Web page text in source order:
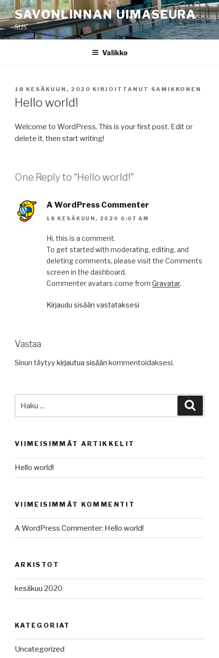
Siirry
sisältöönSAVONLINNAN UIMASEURA
SUS
Valikko
JULKAISTU
18 KESÄKUUN, 2020 KIRJOITTANUT SAMIKKONEN
Hello world!
Welcome to WordPress. This is your first post. Edit or
delete it, then start writing!
One Reply to “Hello world!”
A WordPress Commenter
18 KESÄKUUN, 2020 6:07 AM
Hi, this is a comment.
To get started with moderating, editing, and
deleting comments, please visit the Comments
screen in the dashboard.
Commenter avatars come from Gravatar.
Kirjaudu sisään vastataksesi
Vastaa
Sinun täytyykirjautua sisään kommentoidaksesi.
VIIMEISIMMÄT ARTIKKELIT
Hello world!
VIIMEISIMMÄT KOMMENTIT
A WordPress Commenter: Hello world!
ARKISTOT
kesäkuu 2020
KATEGORIAT
Uncategorized